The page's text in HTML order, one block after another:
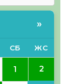
»
СБ ЖС
1 2